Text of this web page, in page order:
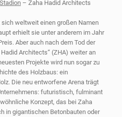
– Zaha Hadid Architects
weltweit einen großen Namen
erhielt sie unter anderem im Jahr
Aber auch nach dem Tod der
Architects“ (ZHA) weiter an
Projekte wird nun sogar zu
des Holzbaus: ein
Die neu entworfene Arena trägt
futuristisch, fulminant
Konzept, das bei Zaha
in gigantischen Betonbauten oder